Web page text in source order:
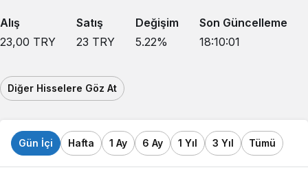
Alış
23,00 TRY
Satış
23 TRY
Değişim
5.22%
Son Güncelleme
18:10:01
Diğer Hisselere Göz At
Gün İçi Hafta 1 Ay 6 Ay 1 Yıl 3 Yıl Tümü